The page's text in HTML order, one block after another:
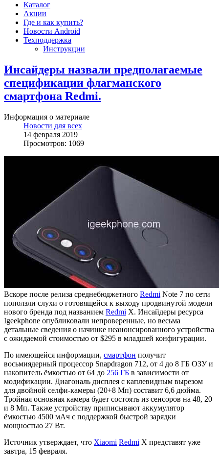
Каталог
Акции
Где и как купить?
Новости Android
Техподдержка
Инструкции
Инсайдеры назвали предполагаемые
спецификации флагманского
смартфона Redmi.
Информация о материале
Новости для всех
14 февраля 2019
Просмотров: 1069
Вскоре после релиза среднебюджетного Redmi Note 7 по сети
поползли слухи о готовящейся к выходу продвинутой модели
нового бренда под названием Redmi X. Инсайдеры ресурса
Igeekphone опубликовали непроверенные, но весьма
детальные сведения о начинке неанонсированного устройства
с ожидаемой стоимостью от $295 в младшей конфигурации.
По имеющейся информации, смартфон получит
восьмиядерный процессор Snapdragon 712, от 4 до 8 ГБ ОЗУ и
накопитель ёмкостью от 64 до 256 ГБ в зависимости от
модификации. Диагональ дисплея с каплевидным вырезом
для двойной селфи-камеры (20+8 Мп) составит 6,6 дюйма.
Тройная основная камера будет состоять из сенсоров на 48, 20
и 8 Мп. Также устройству приписывают аккумулятор
ёмкостью 4500 мАч с поддержкой быстрой зарядки
мощностью 27 Вт.
Источник утверждает, что Xiaomi Redmi X представят уже
завтра, 15 февраля.